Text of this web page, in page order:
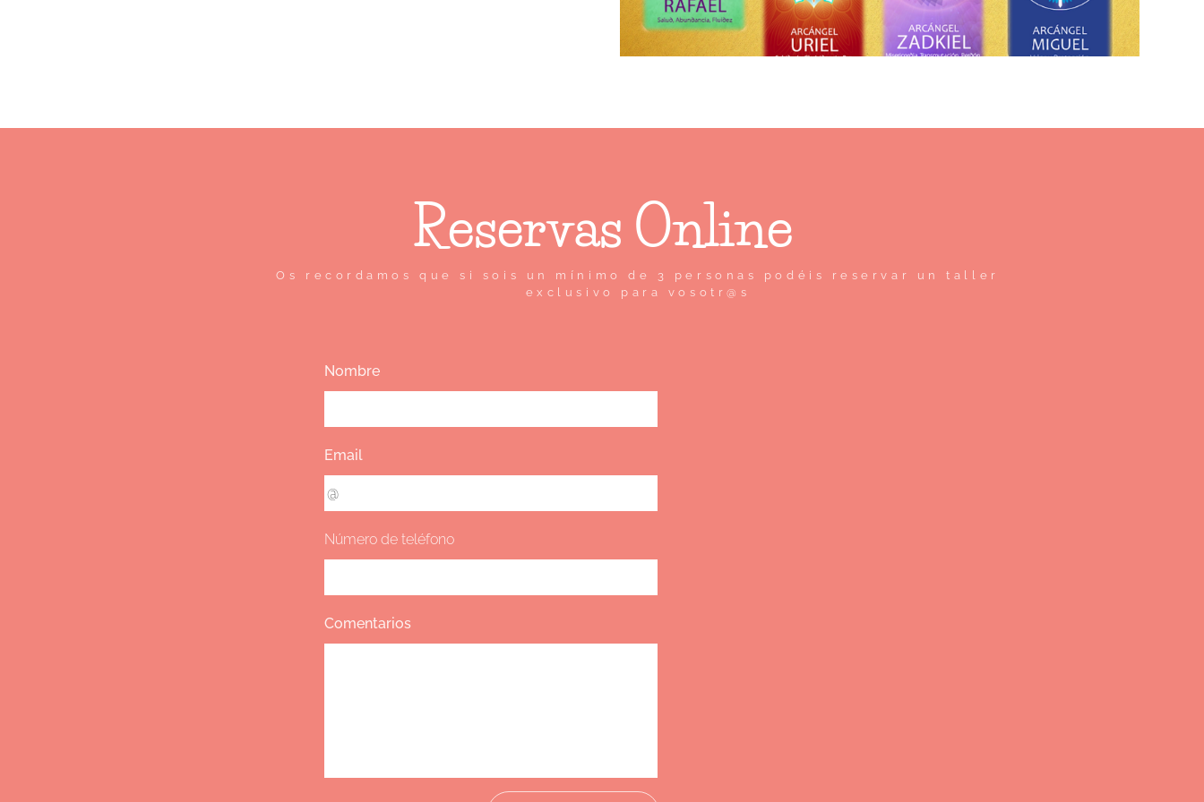
Reservas Online
Os recordamos que si sois un mínimo de 3 personas podéis reservar un taller
exclusivo para vosotr@s
Nombre
Email
Número de teléfono
Comentarios